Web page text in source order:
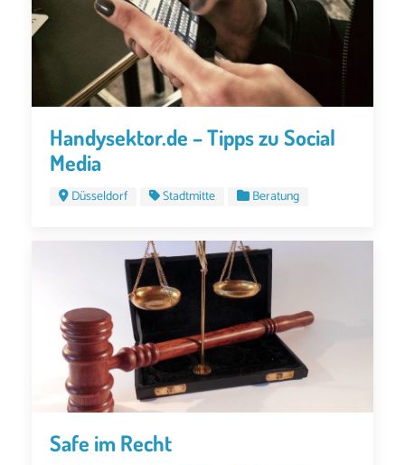
Handysektor.de – Tipps zu Social
Media
Düsseldorf Stadtmitte Beratung
Safe im Recht